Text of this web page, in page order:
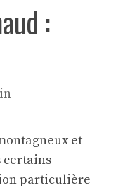
:
et
certains
particulière